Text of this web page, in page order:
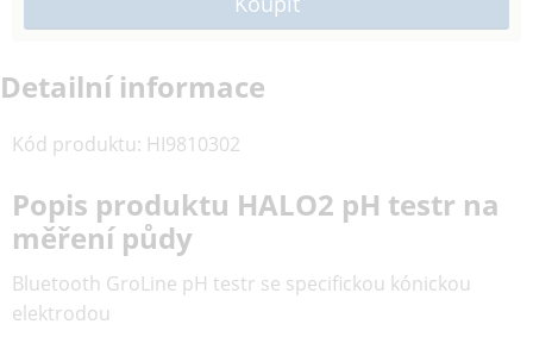
Detailní informace
Kód produktu: HI9810302
Popis produktu HALO2 pH testr na
měření půdy
Bluetooth GroLine pH testr se specifickou kónickou
elektrodou